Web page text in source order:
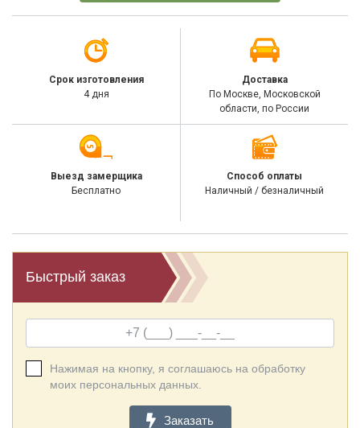
Срок изготовления
4 дня
Доставка
По Москве, Московской
области, по России
Выезд замерщика
Бесплатно
Способ оплаты
Наличный / безналичный
Быстрый заказ
Нажимая на кнопку, я соглашаюсь на обработку
моих персональных данных.
Заказать